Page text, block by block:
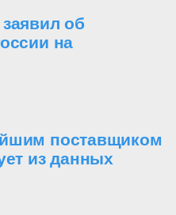
об
на
поставщиком
из данных